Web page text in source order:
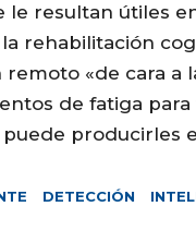
resultan útiles
rehabilitación
«de cara a
de fatiga
producirles
DETECCIÓN